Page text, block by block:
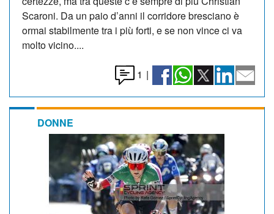
Scaroni. Da un paio d’anni il corridore bresciano è
ormai stabilmente tra i più forti, e se non vince ci va
molto vicino....
1 |
DONNE